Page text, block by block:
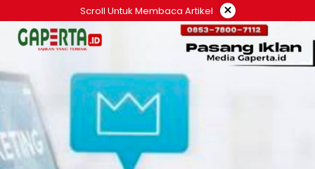
ke
konten
Scroll Untuk Membaca Artikel ×